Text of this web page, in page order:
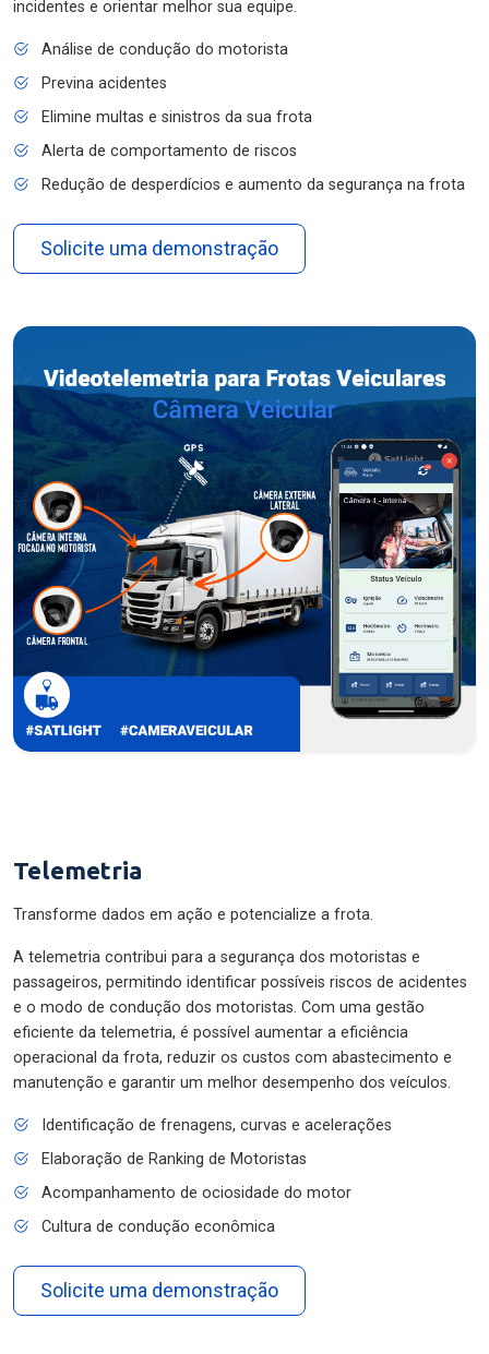
incidentes e orientar melhor sua equipe.
Análise de condução do motorista
Previna acidentes
Elimine multas e sinistros da sua frota
Alerta de comportamento de riscos
Redução de desperdícios e aumento da segurança na frota
Solicite uma demonstração
Telemetria
Transforme dados em ação e potencialize a frota.
A telemetria contribui para a segurança dos motoristas e
passageiros, permitindo identificar possíveis riscos de acidentes
e o modo de condução dos motoristas. Com uma gestão
eficiente da telemetria, é possível aumentar a eficiência
operacional da frota, reduzir os custos com abastecimento e
manutenção e garantir um melhor desempenho dos veículos.
Identificação de frenagens, curvas e acelerações
Elaboração de Ranking de Motoristas
Acompanhamento de ociosidade do motor
Cultura de condução econômica
Solicite uma demonstração